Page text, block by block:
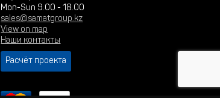
Mon-Sun 9.00 - 18.00
sales@samatgroup.kz
View on map
Наши контакты
Расчёт проекта